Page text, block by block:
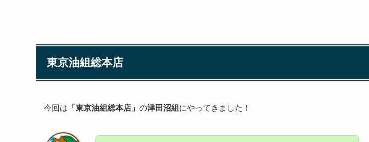
東京油組総本店
今回は 「東京油組総本店」 の津田沼組 にやってきました！